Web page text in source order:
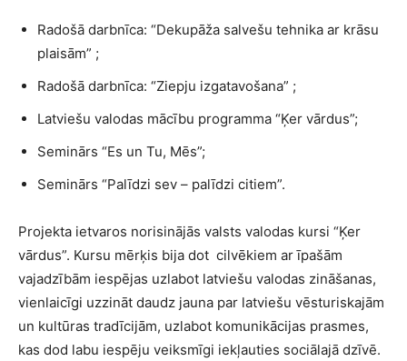
Radošā darbnīca: “Dekupāža salvešu tehnika ar krāsu
plaisām” ;
Radošā darbnīca: “Ziepju izgatavošana” ;
Latviešu valodas mācību programma “Ķer vārdus”;
Seminārs “Es un Tu, Mēs”;
Seminārs “Palīdzi sev – palīdzi citiem”.
Projekta ietvaros norisinājās valsts valodas kursi “Ķer
vārdus”. Kursu mērķis bija dot cilvēkiem ar īpašām
vajadzībām iespējas uzlabot latviešu valodas zināšanas,
vienlaicīgi uzzināt daudz jauna par latviešu vēsturiskajām
un kultūras tradīcijām, uzlabot komunikācijas prasmes,
kas dod labu iespēju veiksmīgi iekļauties sociālajā dzīvē.